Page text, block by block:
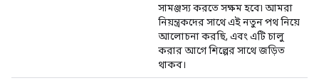
সামঞ্জস্য করতে সক্ষম হবে৷ আমরা
নিয়ন্ত্রকদের সাথে এই নতুন পথ নিয়ে
আলোচনা করছি, এবং এটি চালু
করার আগে শিল্পের সাথে জড়িত
থাকব।